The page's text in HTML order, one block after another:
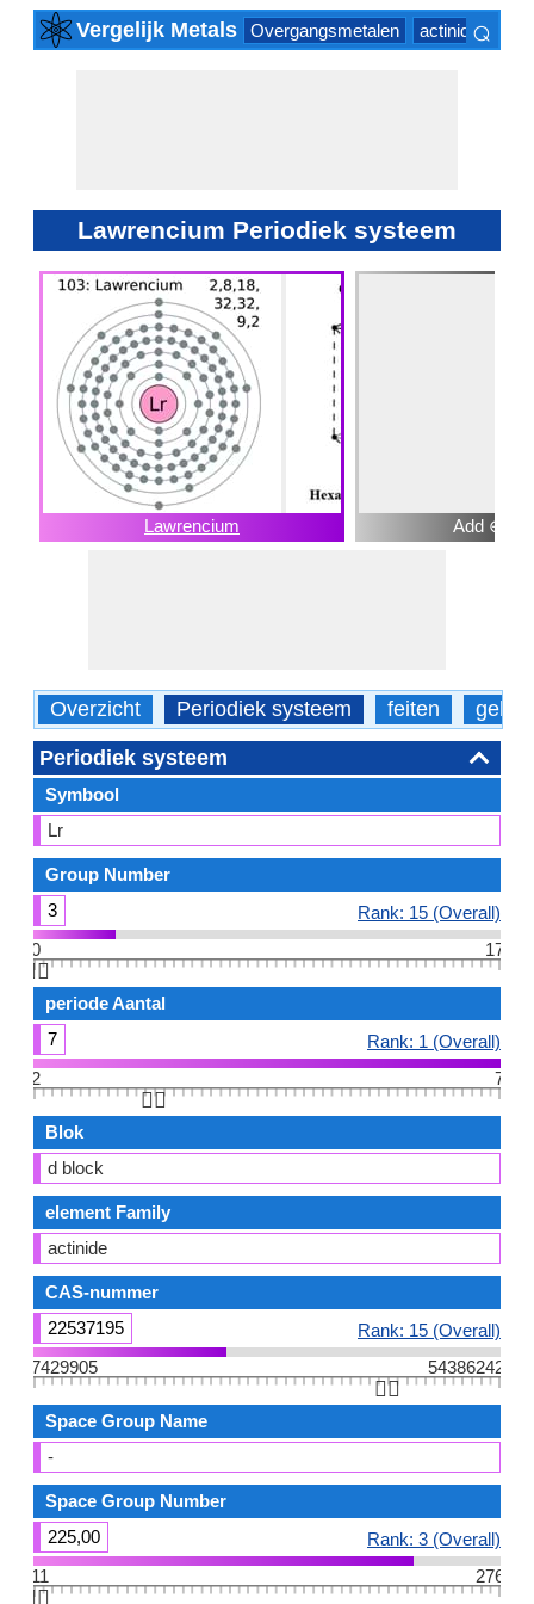
Vergelijk Metals Overgangsmetalen actinide Series
⌕
Lawrencium Periodiek systeem
Lawrencium Add ⊕
Overzicht Periodiek systeem feiten
Periodiek systeem
Symbool
Lr
Group Number
3
Rank: 15 (Overall)
0
17
👆🏻
periode Aantal
7
Rank: 1 (Overall)
2
7
👆🏻
Blok
d block
element Family
actinide
CAS-nummer
22537195
Rank: 15 (Overall)
7429905
54386242
👆🏻
Space Group Name
-
Space Group Number
225,00
Rank: 3 (Overall)
11
276
👆🏻